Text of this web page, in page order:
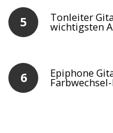
Tonleiter
wichtigsten
Epiphone